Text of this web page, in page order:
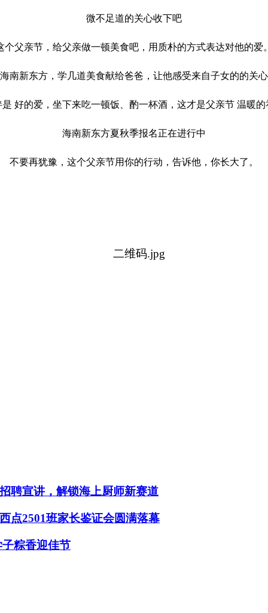
微不足道的关心收下吧
个父亲节，给父亲做一顿美食吧，用质朴的方式表达对他的爱
南新东方，学几道美食献给爸爸，让他感受来自子女的的关
是 好的爱，坐下来吃一顿饭、酌一杯酒，这才是父亲节 温暖的
海南新东方夏秋季报名正在进行中
不要再犹豫，这个父亲节用你的行动，告诉他，你长大了。
聘宣讲，解锁海上厨师新赛道
点2501班家长鉴证会圆满落幕
粽香迎佳节